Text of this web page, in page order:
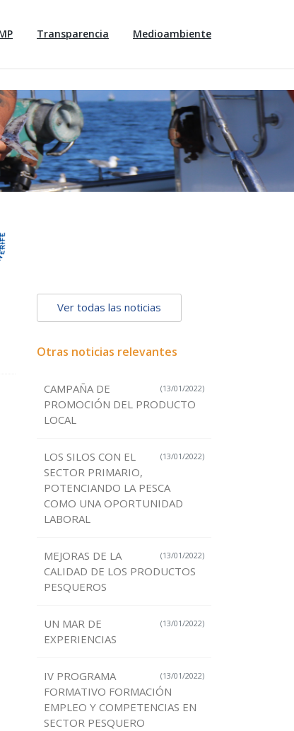
Transparencia Medioambiente
Ver todas las noticias
Otras noticias relevantes
(13/01/2022)
CAMPAÑA DE
PROMOCIÓN DEL PRODUCTO
LOCAL
(13/01/2022)
LOS SILOS CON EL
SECTOR PRIMARIO,
POTENCIANDO LA PESCA
COMO UNA OPORTUNIDAD
LABORAL
(13/01/2022)
MEJORAS DE LA
CALIDAD DE LOS PRODUCTOS
PESQUEROS
(13/01/2022)
UN MAR DE
EXPERIENCIAS
(13/01/2022)
IV PROGRAMA
FORMATIVO FORMACIÓN
EMPLEO Y COMPETENCIAS EN
SECTOR PESQUERO